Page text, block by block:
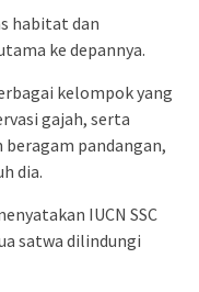
habitat dan
ke depannya.
kelompok yang
gajah, serta
pandangan,
dia.
IUCN SSC
satwa dilindungi